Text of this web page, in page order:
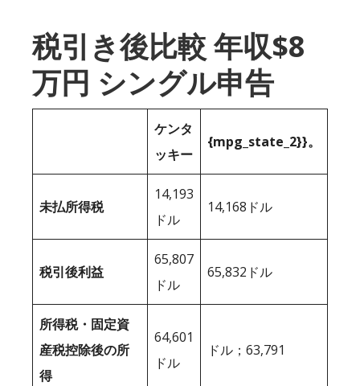
税引き後比較 年収$8
万円 シングル申告
ケンタ
ッキー
{mpg_state_2}}。
未払所得税
14,193
ドル
14,168ドル
税引後利益
65,807
ドル
65,832ドル
所得税・固定資
産税控除後の所
得
64,601
ドル
ドル；63,791